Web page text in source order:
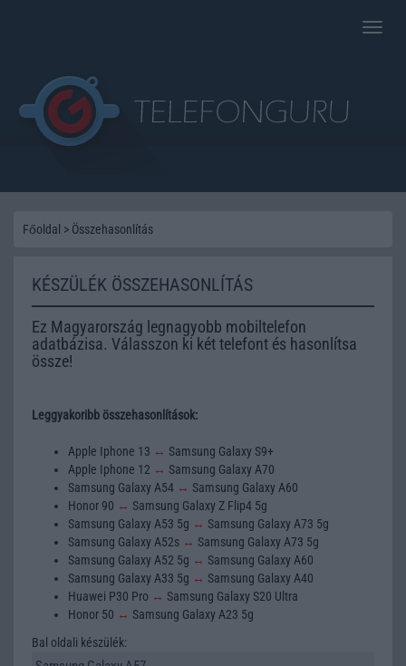
Toggle
Főoldal > Összehasonlítás
KÉSZÜLÉK ÖSSZEHASONLÍTÁS
Ez Magyarország legnagyobb mobiltelefon
adatbázisa. Válasszon ki két telefont és hasonlítsa
össze!
Leggyakoribb összehasonlítások:
Apple Iphone 13 ↔ Samsung Galaxy S9+
Apple Iphone 12 ↔ Samsung Galaxy A70
Samsung Galaxy A54 ↔ Samsung Galaxy A60
Honor 90 ↔ Samsung Galaxy Z Flip4 5g
Samsung Galaxy A53 5g ↔ Samsung Galaxy A73 5g
Samsung Galaxy A52s ↔ Samsung Galaxy A73 5g
Samsung Galaxy A52 5g ↔ Samsung Galaxy A60
Samsung Galaxy A33 5g ↔ Samsung Galaxy A40
Huawei P30 Pro ↔ Samsung Galaxy S20 Ultra
Honor 50 ↔ Samsung Galaxy A23 5g
Bal oldali készülék: